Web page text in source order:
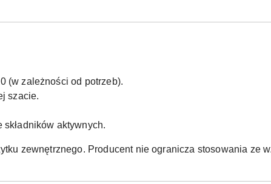
(w zależności od potrzeb).
szacie.
składników aktywnych.
zewnętrznego. Producent nie ogranicza stosowania ze